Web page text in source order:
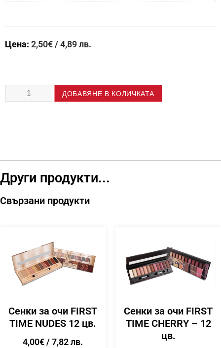
Цена: 2,50€/ 4,89 лв.
ДОБАВЯНЕ В КОЛИЧКАТА
Други продукти...
Свързани продукти
Сенки за очи FIRST
TIME NUDES 12 цв.
4,00€/ 7,82 лв.
Сенки за очи FIRST
TIME CHERRY – 12
цв.